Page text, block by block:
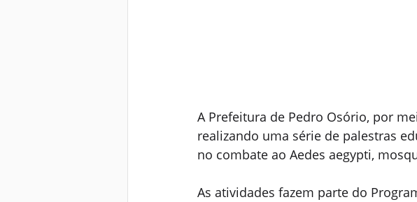
A Prefeitura de Pedro Osório, por
realizando uma série de palestras
no combate ao Aedes aegypti,
As atividades fazem parte do